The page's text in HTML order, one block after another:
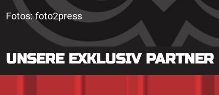
Fotos: foto2press
UNSERE EXKLUSIV PARTNER